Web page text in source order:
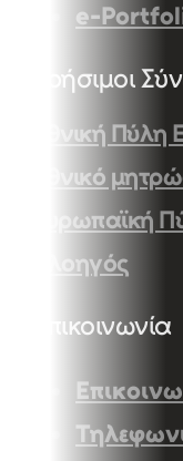
e-
Χρήσιμοι
Εθνική Πύλη
Εθνικό
Ευρωπαϊκή
Πλοηγός
Επικοινωνία